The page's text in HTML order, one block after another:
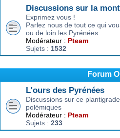
Discussions sur la
Exprimez vous !
Parlez nous de tout ce qui
ou de loin les Pyrénées
Modérateur : Pteam
Sujets : 1532
Forum
L'ours des Pyrénées
Discussions sur ce
polémiques
Modérateur : Pteam
Sujets : 233